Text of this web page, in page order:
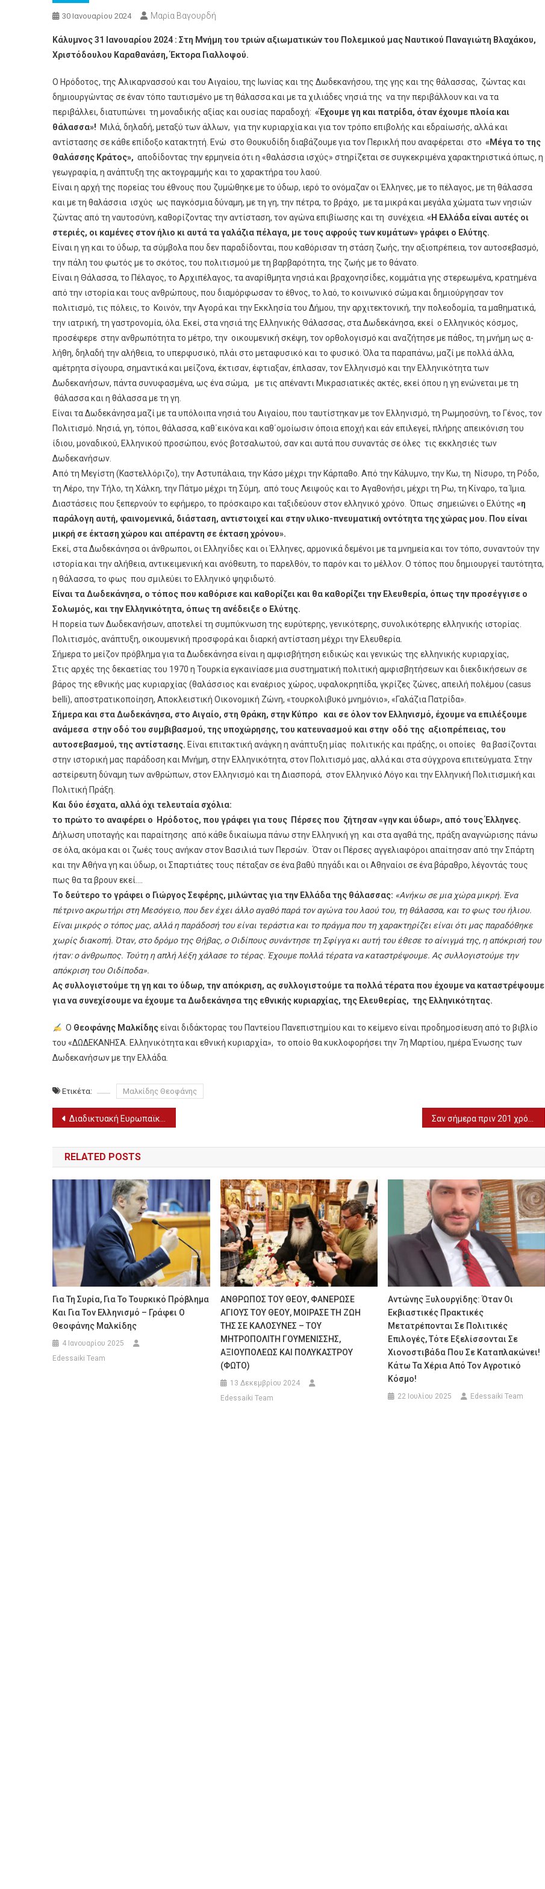
30 Ιανουαρίου 2024 Μαρία Βαγουρδή
Κάλυμνος 31 Ιανουαρίου 2024 : Στη Μνήμη του τριών αξιωματικών του Πολεμικού μας Ναυτικού Παναγιώτη Βλαχάκου,
Χριστόδουλου Καραθανάση, Έκτορα Γιαλλοψού.
Ο Ηρόδοτος, της Αλικαρνασσού και του Αιγαίου, της Ιωνίας και της Δωδεκανήσου, της γης και της θάλασσας, ζώντας και
δημιουργώντας σε έναν τόπο ταυτισμένο με τη θάλασσα και με τα χιλιάδες νησιά της να την περιβάλλουν και να τα
περιβάλλει, διατυπώνει τη μοναδικής αξίας και ουσίας παραδοχή: «Έχουμε γη και πατρίδα, όταν έχουμε πλοία και
θάλασσα»! Μιλά, δηλαδή, μεταξύ των άλλων, για την κυριαρχία και για τον τρόπο επιβολής και εδραίωσής, αλλά και
αντίστασης σε κάθε επίδοξο κατακτητή. Ενώ στο Θουκυδίδη διαβάζουμε για τον Περικλή που αναφέρεται στο «Μέγα το της
Θαλάσσης Κράτος», αποδίδοντας την ερμηνεία ότι η «θαλάσσια ισχύς» στηρίζεται σε συγκεκριμένα χαρακτηριστικά όπως, η
γεωγραφία, η ανάπτυξη της ακτογραμμής και το χαρακτήρα του λαού.
Είναι η αρχή της πορείας του έθνους που ζυμώθηκε με το ύδωρ, ιερό το ονόμαζαν οι Έλληνες, με το πέλαγος, με τη θάλασσα
και με τη θαλάσσια ισχύς ως παγκόσμια δύναμη, με τη γη, την πέτρα, το βράχο, με τα μικρά και μεγάλα χώματα των νησιών
ζώντας από τη ναυτοσύνη, καθορίζοντας την αντίσταση, τον αγώνα επιβίωσης και τη συνέχεια. «Η Ελλάδα είναι αυτές οι
στεριές, οι καμένες στον ήλιο κι αυτά τα γαλάζια πέλαγα, με τους αφρούς των κυμάτων» γράφει ο Ελύτης.
Είναι η γη και το ύδωρ, τα σύμβολα που δεν παραδίδονται, που καθόρισαν τη στάση ζωής, την αξιοπρέπεια, τον αυτοσεβασμό,
την πάλη του φωτός με το σκότος, του πολιτισμού με τη βαρβαρότητα, της ζωής με το θάνατο.
Είναι η Θάλασσα, το Πέλαγος, το Αρχιπέλαγος, τα αναρίθμητα νησιά και βραχονησίδες, κομμάτια γης στερεωμένα, κρατημένα
από την ιστορία και τους ανθρώπους, που διαμόρφωσαν το έθνος, το λαό, το κοινωνικό σώμα και δημιούργησαν τον
πολιτισμό, τις πόλεις, το Κοινόν, την Αγορά και την Εκκλησία του Δήμου, την αρχιτεκτονική, την πολεοδομία, τα μαθηματικά,
την ιατρική, τη γαστρονομία, όλα. Εκεί, στα νησιά της Ελληνικής Θάλασσας, στα Δωδεκάνησα, εκεί ο Ελληνικός κόσμος,
προσέφερε στην ανθρωπότητα το μέτρο, την οικουμενική σκέψη, τον ορθολογισμό και αναζήτησε με πάθος, τη μνήμη ως α-
λήθη, δηλαδή την αλήθεια, το υπερφυσικό, πλάι στο μεταφυσικό και το φυσικό. Όλα τα παραπάνω, μαζί με πολλά άλλα,
αμέτρητα σίγουρα, σημαντικά και μείζονα, έκτισαν, έφτιαξαν, έπλασαν, τον Ελληνισμό και την Ελληνικότητα των
Δωδεκανήσων, πάντα συνυφασμένα, ως ένα σώμα, με τις απέναντι Μικρασιατικές ακτές, εκεί όπου η γη ενώνεται με τη
θάλασσα και η θάλασσα με τη γη.
Είναι τα Δωδεκάνησα μαζί με τα υπόλοιπα νησιά του Αιγαίου, που ταυτίστηκαν με τον Ελληνισμό, τη Ρωμηοσύνη, το Γένος, τον
Πολιτισμό. Νησιά, γη, τόποι, θάλασσα, καθ΄εικόνα και καθ΄ομοίωσιν όποια εποχή και εάν επιλεγεί, πλήρης απεικόνιση του
ίδιου, μοναδικού, Ελληνικού προσώπου, ενός βοτσαλωτού, σαν και αυτά που συναντάς σε όλες τις εκκλησιές των
Δωδεκανήσων.
Από τη Μεγίστη (Καστελλόριζο), την Αστυπάλαια, την Κάσο μέχρι την Κάρπαθο. Από την Κάλυμνο, την Κω, τη Νίσυρο, τη Ρόδο,
τη Λέρο, την Τήλο, τη Χάλκη, την Πάτμο μέχρι τη Σύμη, από τους Λειψούς και το Αγαθονήσι, μέχρι τη Ρω, τη Κίναρο, τα Ίμια.
Διαστάσεις που ξεπερνούν το εφήμερο, το πρόσκαιρο και ταξιδεύουν στον ελληνικό χρόνο. Όπως σημειώνει ο Ελύτης «η
παράλογη αυτή, φαινομενικά, διάσταση, αντιστοιχεί και στην υλικο-πνευματική οντότητα της χώρας μου. Που είναι
μικρή σε έκταση χώρου και απέραντη σε έκταση χρόνου».
Εκεί, στα Δωδεκάνησα οι άνθρωποι, οι Ελληνίδες και οι Έλληνες, αρμονικά δεμένοι με τα μνημεία και τον τόπο, συναντούν την
ιστορία και την αλήθεια, αντικειμενική και ανόθευτη, το παρελθόν, το παρόν και το μέλλον. Ο τόπος που δημιουργεί ταυτότητα,
η θάλασσα, το φως που σμιλεύει το Ελληνικό ψηφιδωτό.
Είναι τα Δωδεκάνησα, ο τόπος που καθόρισε και καθορίζει και θα καθορίζει την Ελευθερία, όπως την προσέγγισε ο
Σολωμός, και την Ελληνικότητα, όπως τη ανέδειξε ο Ελύτης.
Η πορεία των Δωδεκανήσων, αποτελεί τη συμπύκνωση της ευρύτερης, γενικότερης, συνολικότερης ελληνικής ιστορίας.
Πολιτισμός, ανάπτυξη, οικουμενική προσφορά και διαρκή αντίσταση μέχρι την Ελευθερία.
Σήμερα το μείζον πρόβλημα για τα Δωδεκάνησα είναι η αμφισβήτηση ειδικώς και γενικώς της ελληνικής κυριαρχίας,
Στις αρχές της δεκαετίας του 1970 η Τουρκία εγκαινίασε μια συστηματική πολιτική αμφισβητήσεων και διεκδικήσεων σε
βάρος της εθνικής μας κυριαρχίας (θαλάσσιος και εναέριος χώρος, υφαλοκρηπίδα, γκρίζες ζώνες, απειλή πολέμου (casus
belli), αποστρατικοποίηση, Αποκλειστική Οικονομική Ζώνη, «τουρκολιβυκό μνημόνιο», «Γαλάζια Πατρίδα».
Σήμερα και στα Δωδεκάνησα, στο Αιγαίο, στη Θράκη, στην Κύπρο και σε όλον τον Ελληνισμό, έχουμε να επιλέξουμε
ανάμεσα στην οδό του συμβιβασμού, της υποχώρησης, του κατευνασμού και στην οδό της αξιοπρέπειας, του
αυτοσεβασμού, της αντίστασης. Είναι επιτακτική ανάγκη η ανάπτυξη μίας πολιτικής και πράξης, οι οποίες θα βασίζονται
στην ιστορική μας παράδοση και Μνήμη, στην Ελληνικότητα, στον Πολιτισμό μας, αλλά και στα σύγχρονα επιτεύγματα. Στην
αστείρευτη δύναμη των ανθρώπων, στον Ελληνισμό και τη Διασπορά, στον Ελληνικό Λόγο και την Ελληνική Πολιτισμική και
Πολιτική Πράξη.
Και δύο έσχατα, αλλά όχι τελευταία σχόλια:
το πρώτο το αναφέρει ο Ηρόδοτος, που γράφει για τους Πέρσες που ζήτησαν «γην και ύδωρ», από τους Έλληνες.
Δήλωση υποταγής και παραίτησης από κάθε δικαίωμα πάνω στην Ελληνική γη και στα αγαθά της, πράξη αναγνώρισης πάνω
σε όλα, ακόμα και οι ζωές τους ανήκαν στον Βασιλιά των Περσών. Όταν οι Πέρσες αγγελιαφόροι απαίτησαν από την Σπάρτη
και την Αθήνα γη και ύδωρ, οι Σπαρτιάτες τους πέταξαν σε ένα βαθύ πηγάδι και οι Αθηναίοι σε ένα βάραθρο, λέγοντάς τους
πως θα τα βρουν εκεί….
Το δεύτερο το γράφει ο Γιώργος Σεφέρης, μιλώντας για την Ελλάδα της θάλασσας: «Ανήκω σε μια χώρα μικρή. Ένα
πέτρινο ακρωτήρι στη Μεσόγειο, που δεν έχει άλλο αγαθό παρά τον αγώνα του λαού του, τη θάλασσα, και το φως του ήλιου.
Είναι μικρός ο τόπος μας, αλλά η παράδοσή του είναι τεράστια και το πράγμα που τη χαρακτηρίζει είναι ότι μας παραδόθηκε
χωρίς διακοπή. Όταν, στο δρόμο της Θήβας, ο Oιδίπους συνάντησε τη Σφίγγα κι αυτή του έθεσε το αίνιγμά της, η απόκρισή του
ήταν: ο άνθρωπος. Τούτη η απλή λέξη χάλασε το τέρας. Έχουμε πολλά τέρατα να καταστρέψουμε. Ας συλλογιστούμε την
απόκριση του Oιδίποδα».
Ας συλλογιστούμε τη γη και το ύδωρ, την απόκριση, ας συλλογιστούμε τα πολλά τέρατα που έχουμε να καταστρέψουμε
για να συνεχίσουμε να έχουμε τα Δωδεκάνησα της εθνικής κυριαρχίας, της Ελευθερίας, της Ελληνικότητας.
Ο Θεοφάνης Μαλκίδηςείναι διδάκτορας του Παντείου Πανεπιστημίου και το κείμενο είναι προδημοσίευση από το βιβλίο
του «ΔΩΔΕΚΑΝΗΣΑ. Ελληνικότητα και εθνική κυριαρχία», το οποίο θα κυκλοφορήσει την 7η Μαρτίου, ημέρα Ένωσης των
Δωδεκανήσων με την Ελλάδα.
Ετικέτα: Μαλκίδης Θεοφάνης
Πλοήγηση
άρθρων
Διαδικτυακή Ευρωπαϊκή Ημέρα Καριέρας Τουρισμού της ΔΥΠΑ Work in Greece – Fiλoξeniα (7/2) Σαν σήμερα πριν 201 χρόνια: Εύρεση της θαυματουργής εικόνας της Παναγίας της Τήνου
RELATED POSTS
Για Τη Συρία, Για Το Τουρκικό Πρόβλημα
Και Για Τον Ελληνισμό – Γράφει Ο
Θεοφάνης Μαλκίδης
4 Ιανουαρίου 2025
Edessaiki Team
ΑΝΘΡΩΠΟΣ ΤΟΥ ΘΕΟΥ, ΦΑΝΕΡΩΣΕ
ΑΓΙΟΥΣ ΤΟΥ ΘΕΟΥ, ΜΟΙΡΑΣΕ ΤΗ ΖΩΗ
ΤΗΣ ΣΕ ΚΑΛΟΣΥΝΕΣ – TOY
MHTΡΟΠΟΛΙΤΗ ΓΟΥΜΕΝΙΣΣΗΣ,
ΑΞΙΟΥΠΟΛΕΩΣ ΚΑΙ ΠΟΛΥΚΑΣΤΡΟΥ
(ΦΩΤΟ)
13 Δεκεμβρίου 2024
Edessaiki Team
Αντώνης Ξυλουργίδης: Όταν Οι
Εκβιαστικές Πρακτικές
Μετατρέπονται Σε Πολιτικές
Επιλογές, Τότε Εξελίσσονται Σε
Χιονοστιβάδα Που Σε Καταπλακώνει!
Κάτω Τα Χέρια Από Τον Αγροτικό
Κόσμο!
22 Ιουλίου 2025 Edessaiki Team